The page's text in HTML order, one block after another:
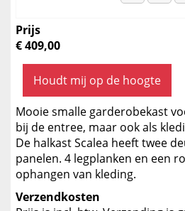
Prijs
€ 409,00
Houdt mij op de hoogte
Mooie smalle garderobekast
bij de entree, maar ook als
De halkast Scalea heeft twee
panelen. 4 legplanken en een
ophangen van kleding.
Verzendkosten